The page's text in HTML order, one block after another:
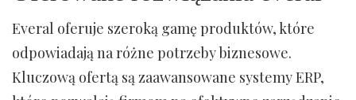
Everal oferuje szeroką gamę produktów, które
odpowiadają na różne potrzeby biznesowe.
Kluczową ofertą są zaawansowane systemy ERP,